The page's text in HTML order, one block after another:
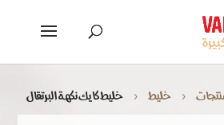
5 خليط 5 خليط كايك نكهة البرتقال